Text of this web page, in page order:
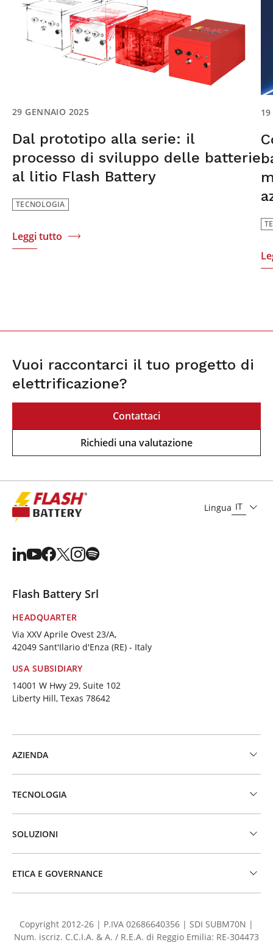
29 GENNAIO 2025
Dal prototipo alla serie: il
processo di sviluppo delle batterie
al litio Flash Battery
TECNOLOGIA
Leggi tutto
Vuoi raccontarci il tuo progetto di
elettrificazione?
Contattaci
Richiedi una valutazione
Lingua IT
Flash Battery Srl
HEADQUARTER
Via XXV Aprile Ovest 23/A,
42049 Sant'Ilario d'Enza (RE) - Italy
USA SUBSIDIARY
14001 W Hwy 29, Suite 102
Liberty Hill, Texas 78642
AZIENDA
TECNOLOGIA
SOLUZIONI
ETICA E GOVERNANCE
Copyright 2012-26 | P.IVA 02686640356 | SDI SUBM70N |
Num. iscriz. C.C.I.A. & A. / R.E.A. di Reggio Emilia: RE-304473